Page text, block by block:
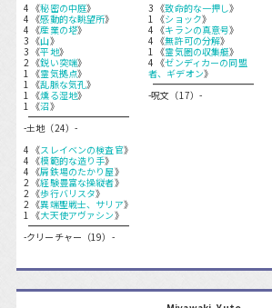
4 《秘密の中庭》
4 《感動的な眺望所》
4 《産業の塔》
3 《山》
3 《平地》
2 《鋭い突端》
1 《霊気拠点》
1 《乱脈な気孔》
1 《燻る湿地》
1 《沼》
-土地（24）-
4 《スレイベンの検査官》
4 《模範的な造り手》
4 《屑鉄場のたかり屋》
2 《経験豊富な操縦者》
2 《歩行バリスタ》
2 《異端聖戦士、サリア》
1 《大天使アヴァシン》
-クリーチャー（19）-
3 《致命的な一押し》
1 《ショック》
4 《キランの真意号》
4 《無許可の分解》
1 《霊気圏の収集艇》
4 《ゼンディカーの同盟
者、ギデオン》
-呪文（17）-